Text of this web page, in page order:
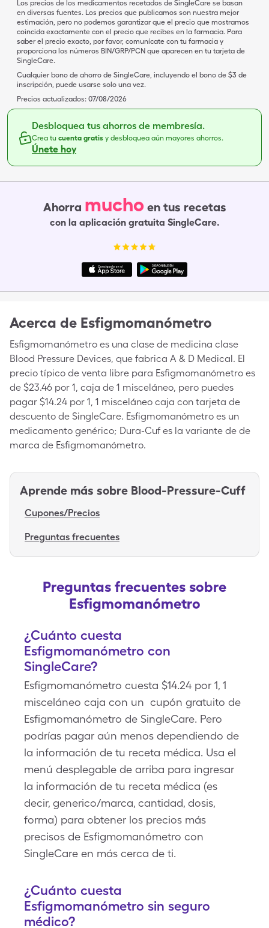
Los precios de los medicamentos recetados de SingleCare se basan
en diversas fuentes. Los precios que publicamos son nuestra mejor
estimación, pero no podemos garantizar que el precio que mostramos
coincida exactamente con el precio que recibes en la farmacia. Para
saber el precio exacto, por favor, comunícate con tu farmacia y
proporciona los números BIN/GRP/PCN que aparecen en tu tarjeta de
SingleCare.
Cualquier bono de ahorro de SingleCare, incluyendo el bono de $3 de
inscripción, puede usarse solo una vez.
Precios actualizados: 07/08/2026
Desbloquea tus ahorros de membresía.
Crea tu cuenta gratis y desbloquea aún mayores ahorros.
Únete hoy
Ahorra mucho en tus recetas
con la aplicación gratuita SingleCare.
Acerca de Esfigmomanómetro
Esfigmomanómetro es una clase de medicina clase
Blood Pressure Devices, que fabrica A & D Medical. El
precio típico de venta libre para Esfigmomanómetro es
de $23.46 por 1, caja de 1 misceláneo, pero puedes
pagar $14.24 por 1, 1 misceláneo caja con tarjeta de
descuento de SingleCare. Esfigmomanómetro es un
medicamento genérico; Dura-Cuf es la variante de de
marca de Esfigmomanómetro.
Aprende más sobre Blood-Pressure-Cuff
Cupones/Precios
Preguntas frecuentes
Preguntas frecuentes sobre
Esfigmomanómetro
¿Cuánto cuesta
Esfigmomanómetro con
SingleCare?
Esfigmomanómetro cuesta $14.24 por 1, 1
misceláneo caja con un cupón gratuito de
Esfigmomanómetro de SingleCare. Pero
podrías pagar aún menos dependiendo de
la información de tu receta médica. Usa el
menú desplegable de arriba para ingresar
la información de tu receta médica (es
decir, generico/marca, cantidad, dosis,
forma) para obtener los precios más
precisos de Esfigmomanómetro con
SingleCare en más cerca de ti.
¿Cuánto cuesta
Esfigmomanómetro sin seguro
médico?